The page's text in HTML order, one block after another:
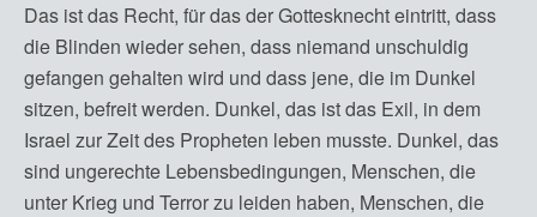
Das ist das Recht, für das der Gottesknecht eintritt, dass
die Blinden wieder sehen, dass niemand unschuldig
gefangen gehalten wird und dass jene, die im Dunkel
sitzen, befreit werden. Dunkel, das ist das Exil, in dem
Israel zur Zeit des Propheten leben musste. Dunkel, das
sind ungerechte Lebensbedingungen, Menschen, die
unter Krieg und Terror zu leiden haben, Menschen, die